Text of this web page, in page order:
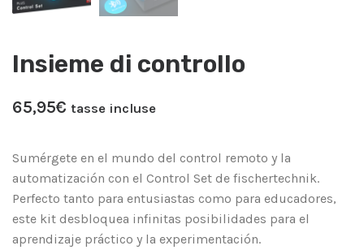
Insieme di controllo
65,95€ tasse incluse
Sumérgete en el mundo del control remoto y la
automatización con el Control Set de fischertechnik.
Perfecto tanto para entusiastas como para educadores,
este kit desbloquea infinitas posibilidades para el
aprendizaje práctico y la experimentación.